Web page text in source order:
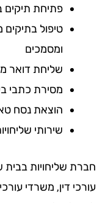
פתיחת תיקים
טיפול בתיקים
ומסמכים
שליחת דואר
מסירת כתבי בי דין
הוצאת נסח טאבו
שירותי שליחויות
שליחויות בבית שמש
דין, משרדי עורכי